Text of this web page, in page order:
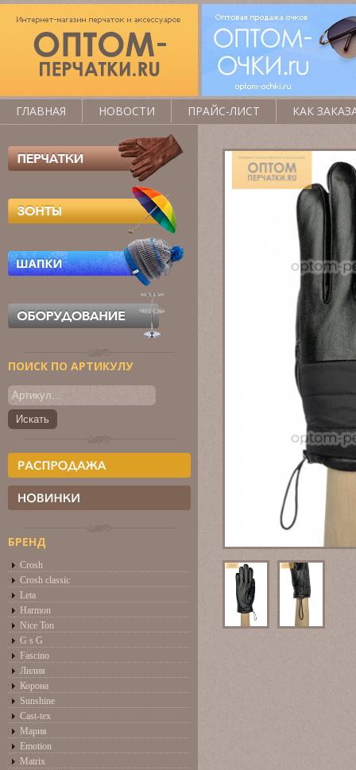
ПОИСК ПО АРТИКУЛУ
БРЕНД
Crosh
Crosh classic
Leta
Harmon
Nice Ton
G s G
Fascino
Лилия
Корона
Sunshine
Cast-tex
Мария
Emotion
Matrix
ГЛАВНАЯ НОВОСТИ ПРАЙС-ЛИСТ КАК